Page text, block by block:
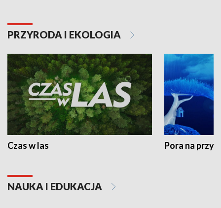
PRZYRODA I EKOLOGIA
Czas w las Pora na
NAUKA I EDUKACJA